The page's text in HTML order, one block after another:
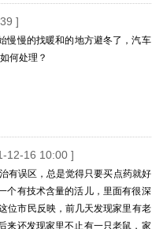
]
慢慢的找暖和的地方避冬了，汽车
何处理？
12-16 10:00 ]
有误区，总是觉得只要买点药就好
个有技术含量的活儿，里面有很深
位市民反映，前几天发现家里有老
来还发现家里不止有一只老鼠，家